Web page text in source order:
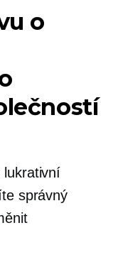
o
lukrativní
správný